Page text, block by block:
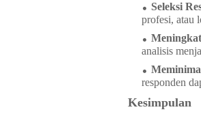
Seleksi
profesi, atau
analisis
responden
Kesimpulan